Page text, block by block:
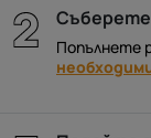
Попълнете